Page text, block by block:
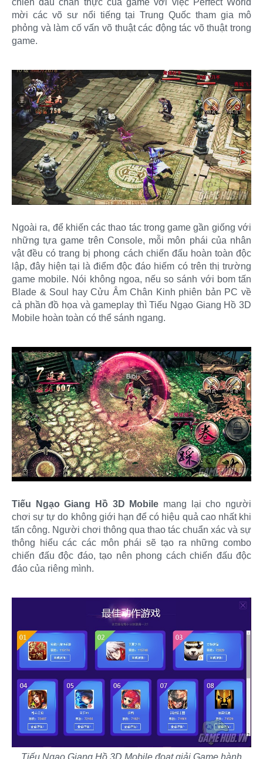
chiến đấu chân thực của game với việc Perfect World
mời các võ sư nổi tiếng tại Trung Quốc tham gia mô
phỏng và làm cố vấn võ thuật các động tác võ thuật trong
game.
Ngoài ra, để khiến các thao tác trong game gần giống với
những tựa game trên Console, mỗi môn phái của nhân
vật đều có trang bị phong cách chiến đấu hoàn toàn độc
lập, đây hiện tại là điểm độc đáo hiếm có trên thị trường
game mobile. Nói không ngoa, nếu so sánh với bom tấn
Blade & Soul hay Cửu Âm Chân Kinh phiên bản PC về
cả phần đồ họa và gameplay thì Tiếu Ngạo Giang Hồ 3D
Mobile hoàn toàn có thể sánh ngang.
Tiếu Ngạo Giang Hồ 3D Mobile mang lại cho người
chơi sự tự do không giới hạn để có hiệu quả cao nhất khi
tấn công. Người chơi thông qua thao tác chuẩn xác và sự
thông hiểu các các môn phái sẽ tạo ra những combo
chiến đấu độc đáo, tạo nên phong cách chiến đấu độc
đáo của riêng mình.
Tiếu Ngạo Giang Hồ 3D Mobile đoạt giải Game hành